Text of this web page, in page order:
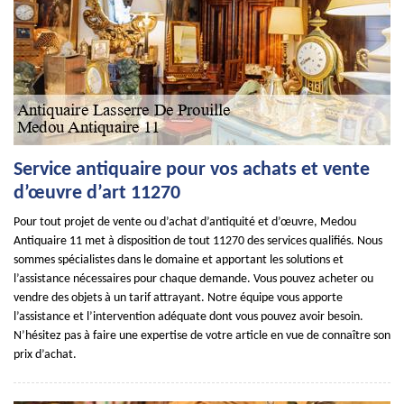
Service antiquaire pour vos achats et vente
d’œuvre d’art 11270
Pour tout projet de vente ou d’achat d’antiquité et d’œuvre, Medou
Antiquaire 11 met à disposition de tout 11270 des services qualifiés. Nous
sommes spécialistes dans le domaine et apportant les solutions et
l’assistance nécessaires pour chaque demande. Vous pouvez acheter ou
vendre des objets à un tarif attrayant. Notre équipe vous apporte
l’assistance et l’intervention adéquate dont vous pouvez avoir besoin.
N’hésitez pas à faire une expertise de votre article en vue de connaître son
prix d’achat.